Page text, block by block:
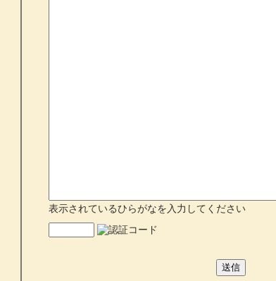
表示されているひらがなを入力してください